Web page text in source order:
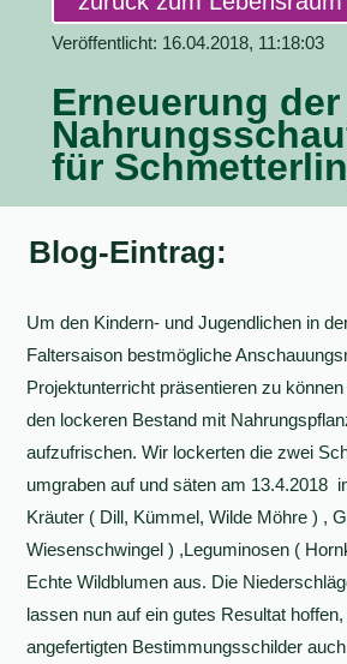
Veröffentlicht: 16.04.2018, 11:18:03
Erneuerung der
für
Blog-Eintrag:
Um den Kindern- und Jugendlichen in
Faltersaison bestmögliche
Projektunterricht präsentieren zu
den lockeren Bestand mit
aufzufrischen. Wir lockerten die zwei
umgraben auf und säten am 13.4.2018
Kräuter ( Dill, Kümmel, Wilde Möhre ) ,
Wiesenschwingel ) ,Leguminosen (
Echte Wildblumen aus. Die
lassen nun auf ein gutes Resultat
angefertigten Bestimmungsschilder